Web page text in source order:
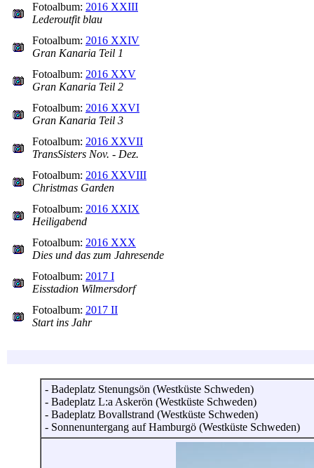
Fotoalbum: 2016 XXIII
Lederoutfit blau
Fotoalbum: 2016 XXIV
Gran Kanaria Teil 1
Fotoalbum: 2016 XXV
Gran Kanaria Teil 2
Fotoalbum: 2016 XXVI
Gran Kanaria Teil 3
Fotoalbum: 2016 XXVII
TransSisters Nov. - Dez.
Fotoalbum: 2016 XXVIII
Christmas Garden
Fotoalbum: 2016 XXIX
Heiligabend
Fotoalbum: 2016 XXX
Dies und das zum Jahresende
Fotoalbum: 2017 I
Eisstadion Wilmersdorf
Fotoalbum: 2017 II
Start ins Jahr
- Badeplatz Stenungsön (Westküste Schweden)
- Badeplatz L:a Askerön (Westküste Schweden)
- Badeplatz Bovallstrand (Westküste Schweden)
- Sonnenuntergang auf Hamburgö (Westküste Schweden)